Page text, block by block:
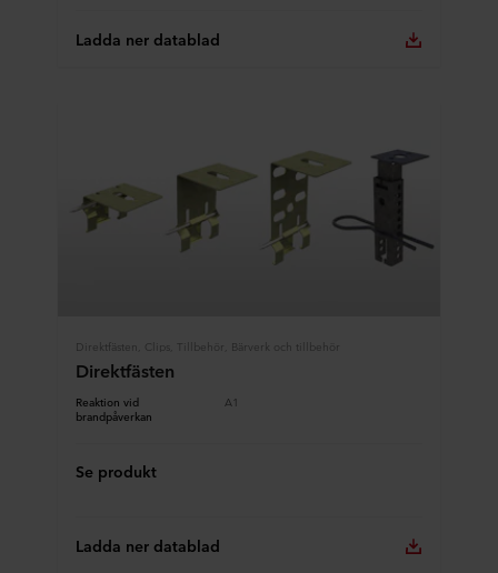
Ladda ner datablad
Direktfästen, Clips, Tillbehör, Bärverk och tillbehör
Direktfästen
Reaktion vid
brandpåverkan
A1
Se produkt
Ladda ner datablad